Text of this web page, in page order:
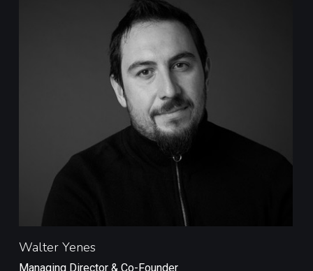
Walter Yenes
Managing Director & Co-Founder